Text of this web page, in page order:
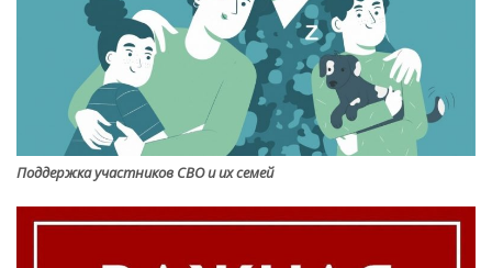
Поддержка участников СВО и их семей